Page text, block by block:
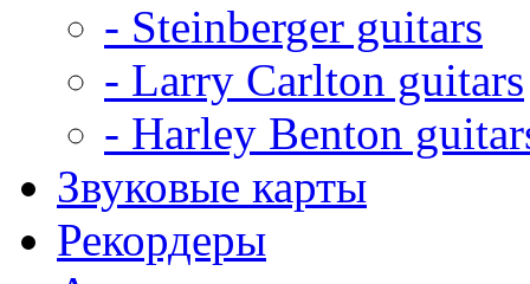
- Steinberger guitars
- Larry Carlton guitars
- Harley Benton
Звуковые карты
Рекордеры